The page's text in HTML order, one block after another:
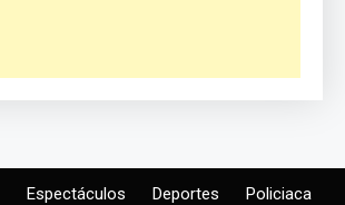
Espectáculos Deportes Policiaca